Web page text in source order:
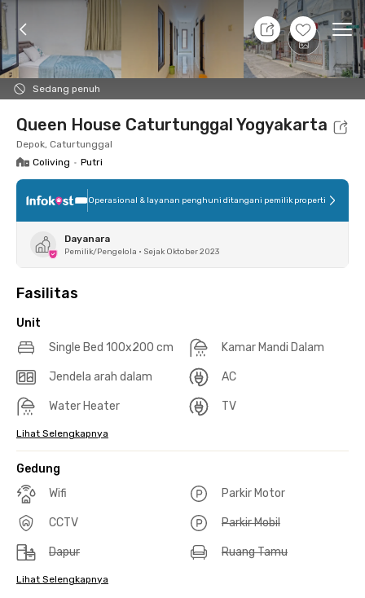
+10
Sedang penuh
7 Agt 26 - Belum tahu
Foto Fasilitas bersama Lokasi Aturan
Queen House Caturtunggal Yogyakarta
Depok, Caturtunggal
Coliving • Putri
Operasional & layanan penghuni ditangani pemilik properti
Dayanara
Pemilik/Pengelola • Sejak Oktober 2023
Fasilitas
Unit
Single Bed 100x200 cm
Kamar Mandi Dalam
Jendela arah dalam AC
Water Heater TV
Lihat Selengkapnya
Gedung
Wifi
Parkir Motor
CCTV Parkir Mobil
Dapur Ruang Tamu
Lihat Selengkapnya